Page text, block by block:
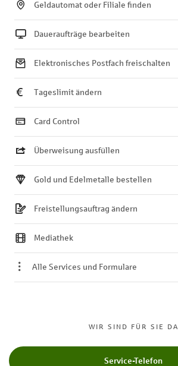
WIR SIND FÜR SIE DA
Service-Telefon
Geldautomat oder Filiale finden
Daueraufträge bearbeiten
Elektronisches Postfach freischalten
Tageslimit ändern
Card Control
Überweisung ausfüllen
Gold und Edelmetalle bestellen
Freistellungsauftrag ändern
Mediathek
Alle Services und Formulare